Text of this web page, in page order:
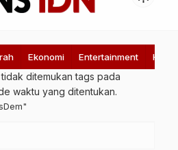
Ekonomi Entertainment
ditemukan tags pada
waktu yang ditentukan.